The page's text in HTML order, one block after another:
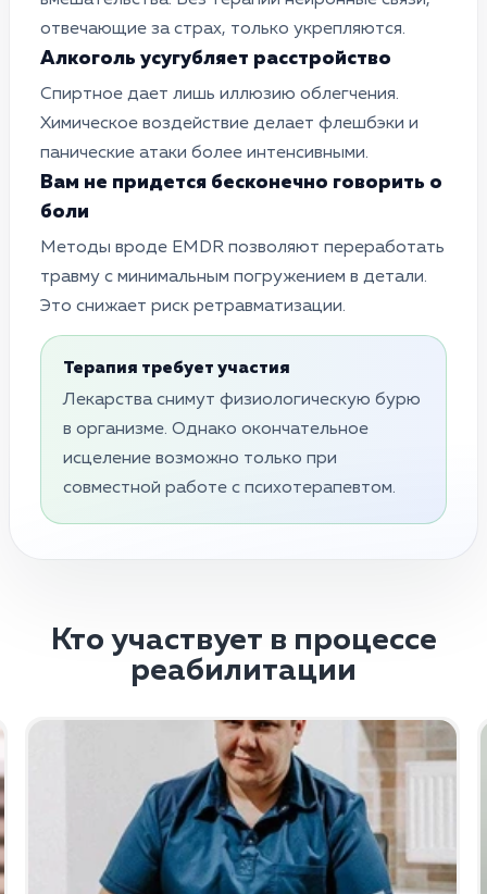
отвечающие за страх, только укрепляются.
Алкоголь усугубляет расстройство
Спиртное дает лишь иллюзию облегчения.
Химическое воздействие делает флешбэки и
панические атаки более интенсивными.
Вам не придется бесконечно говорить о
боли
Методы вроде EMDR позволяют переработать
травму с минимальным погружением в детали.
Это снижает риск ретравматизации.
Терапия требует участия
Лекарства снимут физиологическую бурю
в организме. Однако окончательное
исцеление возможно только при
совместной работе с психотерапевтом.
Кто участвует в процессе
реабилитации